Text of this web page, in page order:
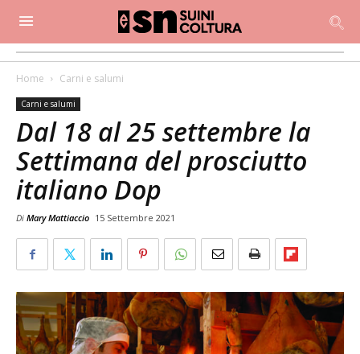
Home Carni e salumi
Carni e salumi
Dal 18 al 25 settembre la
Settimana del prosciutto
italiano Dop
Di Mary Mattiaccio 15 Settembre 2021